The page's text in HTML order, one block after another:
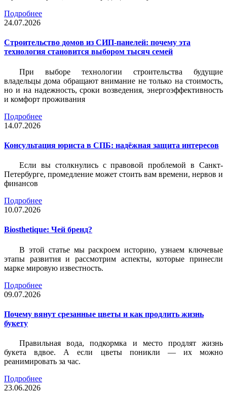
Подробнее
24.07.2026
Строительство домов из СИП-панелей: почему эта
технология становится выбором тысяч семей
При выборе технологии строительства будущие
владельцы дома обращают внимание не только на стоимость,
но и на надежность, сроки возведения, энергоэффективность
и комфорт проживания
Подробнее
14.07.2026
Консультация юриста в СПБ: надёжная защита интересов
Если вы столкнулись с правовой проблемой в Санкт-
Петербурге, промедление может стоить вам времени, нервов и
финансов
Подробнее
10.07.2026
Biosthetique: Чей бренд?
В этой статье мы раскроем историю, узнаем ключевые
этапы развития и рассмотрим аспекты, которые принесли
марке мировую известность.
Подробнее
09.07.2026
Почему вянут срезанные цветы и как продлить жизнь
букету
Правильная вода, подкормка и место продлят жизнь
букета вдвое. А если цветы поникли — их можно
реанимировать за час.
Подробнее
23.06.2026